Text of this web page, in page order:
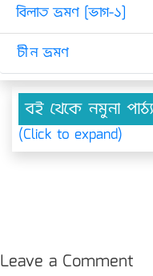
বিলাত ভ্রমণ [ভাগ-১]
চীন ভ্ৰমণ
বই থেকে নমুনা
(Click to expand)
Leave a Comment